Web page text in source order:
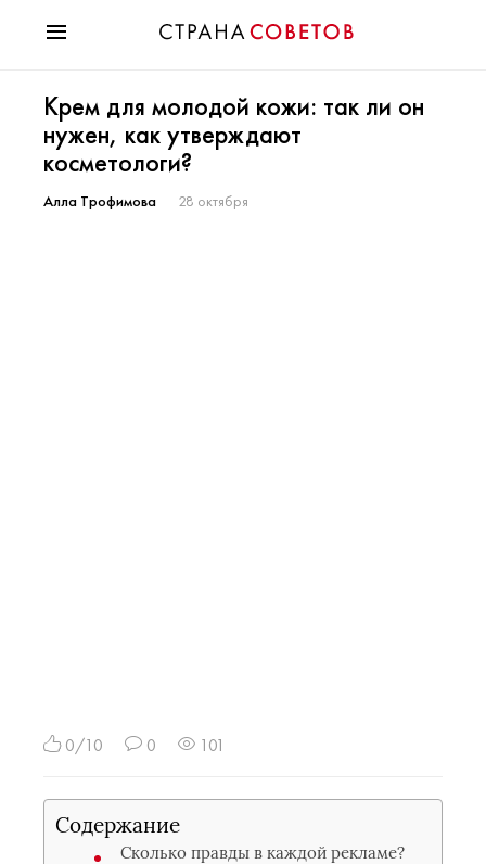
Мода
Звезды
Гороскопы
Здоровье
Крем для молодой кожи: так ли он
нужен, как утверждают
косметологи?
Алла Трофимова 28 октября
0/10 0 101
Содержание
Сколько правды в каждой рекламе?